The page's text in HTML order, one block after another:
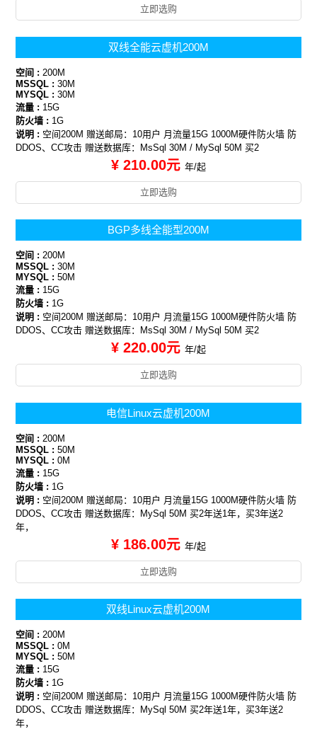
立即选购
双线全能云虚机200M
空间 : 200M
MSSQL :30M
MYSQL :30M
流量 : 15G
防火墙 : 1G
说明 : 空间200M 赠送邮局：10用户 月流量15G 1000M硬件防火墙 防
DDOS、CC攻击 赠送数据库：MsSql 30M / MySql 50M 买2
¥ 210.00元 年/起
立即选购
BGP多线全能型200M
空间 :200M
MSSQL :30M
MYSQL :50M
流量 : 15G
防火墙 : 1G
说明 : 空间200M 赠送邮局：10用户 月流量15G 1000M硬件防火墙 防
DDOS、CC攻击 赠送数据库：MsSql 30M / MySql 50M 买2
¥ 220.00元 年/起
立即选购
电信Linux云虚机200M
空间 : 200M
MSSQL :50M
MYSQL :0M
流量 : 15G
防火墙 : 1G
说明 : 空间200M 赠送邮局：10用户 月流量15G 1000M硬件防火墙 防
DDOS、CC攻击 赠送数据库：MySql 50M 买2年送1年，买3年送2
年，
¥ 186.00元 年/起
立即选购
双线Linux云虚机200M
空间 : 200M
MSSQL :0M
MYSQL :50M
流量 : 15G
防火墙 : 1G
说明 : 空间200M 赠送邮局：10用户 月流量15G 1000M硬件防火墙 防
DDOS、CC攻击 赠送数据库：MySql 50M 买2年送1年，买3年送2
年，